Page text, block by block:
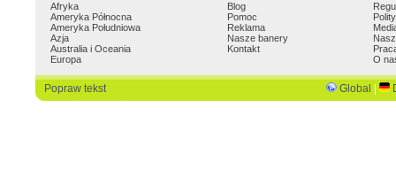
Afryka
Ameryka Północna
Ameryka Południowa
Azja
Australia i Oceania
Europa
Blog
Pomoc
Reklama
Nasze banery
Kontakt
O
Popraw tekst Global